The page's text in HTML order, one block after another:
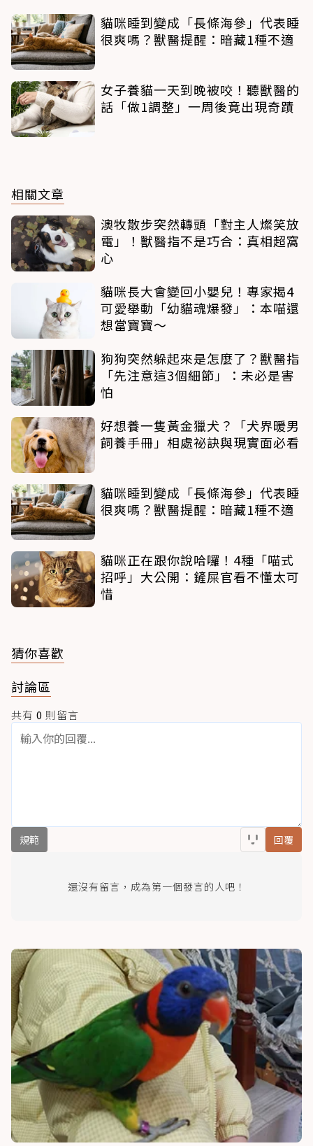
貓咪睡到變成「長條海參」代表睡
很爽嗎？獸醫提醒：暗藏1種不適
女子養貓一天到晚被咬！聽獸醫的
話「做1調整」一周後竟出現奇蹟
相關文章
澳牧散步突然轉頭「對主人燦笑放
電」！獸醫指不是巧合：真相超窩
心
貓咪長大會變回小嬰兒！專家揭4
可愛舉動「幼貓魂爆發」：本喵還
想當寶寶～
狗狗突然躲起來是怎麼了？獸醫指
「先注意這3個細節」：未必是害
怕
好想養一隻黃金獵犬？「犬界暖男
飼養手冊」相處祕訣與現實面必看
貓咪睡到變成「長條海參」代表睡
很爽嗎？獸醫提醒：暗藏1種不適
貓咪正在跟你說哈囉！4種「喵式
招呼」大公開：鏟屎官看不懂太可
惜
猜你喜歡
討論區
共有 0 則留言
規範 回覆
還沒有留言，成為第一個發言的人吧！